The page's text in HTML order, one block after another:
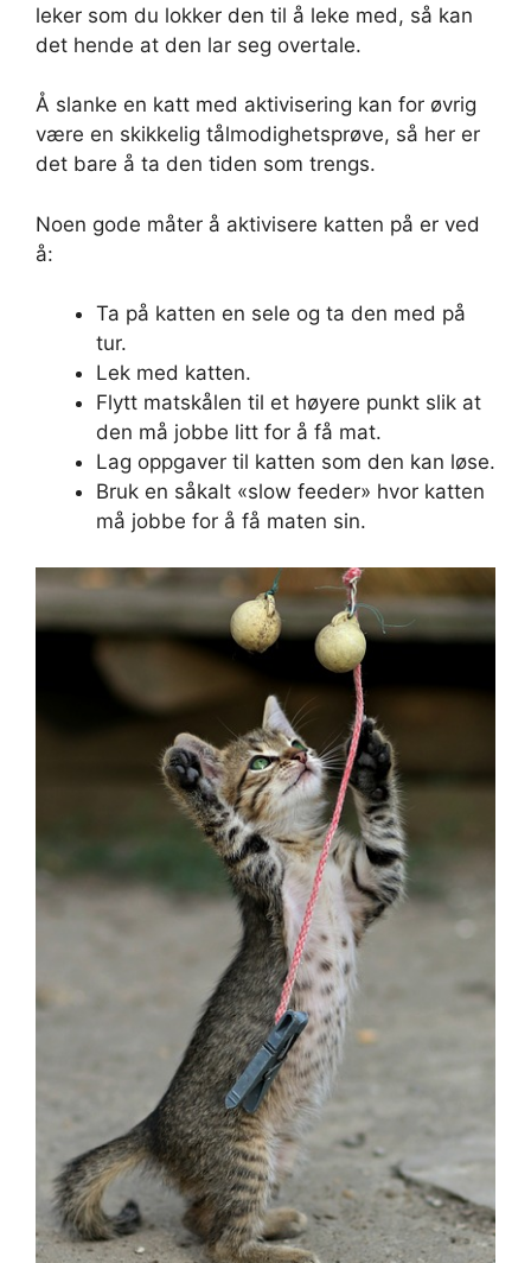
leker som du lokker den til å leke med, så kan
det hende at den lar seg overtale.
Å slanke en katt med aktivisering kan for øvrig
være en skikkelig tålmodighetsprøve, så her er
det bare å ta den tiden som trengs.
Noen gode måter å aktivisere katten på er ved
å:
Ta på katten en sele og ta den med på
tur.
Lek med katten.
Flytt matskålen til et høyere punkt slik at
den må jobbe litt for å få mat.
Lag oppgaver til katten som den kan løse.
Bruk en såkalt «slow feeder» hvor katten
må jobbe for å få maten sin.